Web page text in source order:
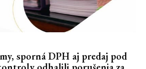
sporná DPH aj predaj pod